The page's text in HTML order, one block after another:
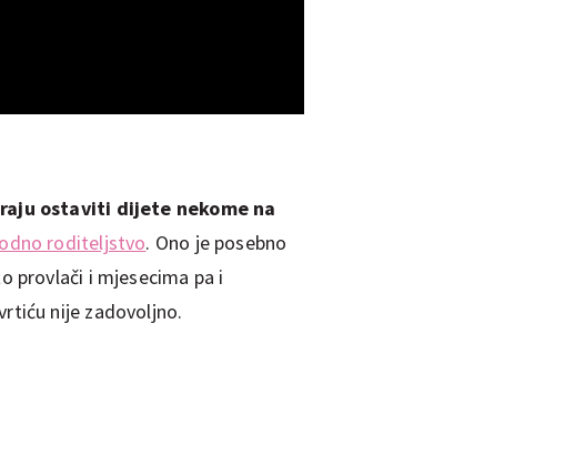
ostaviti dijete nekome na
roditeljstvo. Ono je posebno
provlači i mjesecima pa i
nije zadovoljno.